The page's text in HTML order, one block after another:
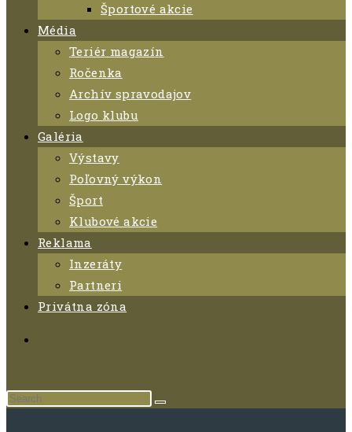
Športové akcie
Média
Teriér magazín
Ročenka
Archív spravodajov
Logo klubu
Galéria
Výstavy
Poľovný výkon
Šport
Klubové akcie
Reklama
Inzeráty
Partneri
Privátna zóna
Search